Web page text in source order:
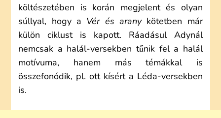
költészetében is korán megjelent és olyan
súllyal, hogy a Vér és aranykötetben már
külön ciklust is kapott. Ráadásul Adynál
nemcsak a halál-versekben tűnik fel a halál
motívuma, hanem más témákkal is
összefonódik, pl. ott kísért a Léda-versekben
is.